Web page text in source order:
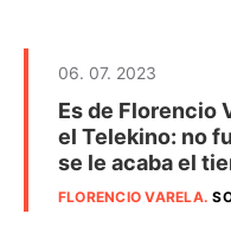
06. 07. 2023
Es de Florencio
el Telekino: no
se le acaba el
FLORENCIO VARELA.